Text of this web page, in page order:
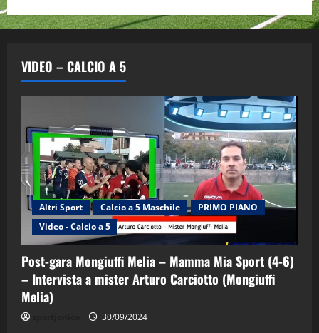
VIDEO – CALCIO A 5
Altri Sport Calcio a 5 Maschile
PRIMO PIANO
Video - Calcio a 5
Post-gara Mongiuffi Melia – Mamma Mia Sport (4-6)
– Intervista a mister Arturo Carciotto (Mongiuffi
Melia)
30/09/2024
“SportEmpire” in Podcast: 29^ Puntata